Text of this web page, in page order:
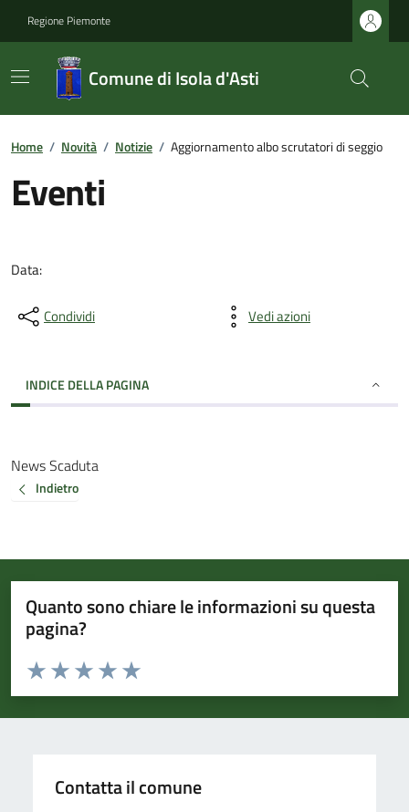
Regione Piemonte
Comune di Isola d'Asti
Home / Novità / Notizie / Aggiornamento albo scrutatori di seggio
Eventi
Data:
Condividi Vedi azioni
INDICE DELLA PAGINA
News Scaduta
Indietro
Quanto sono chiare le informazioni su questa
pagina?
Valuta da 1 a 5 stelle la pagina
Valuta 5 stelle su 5
Valuta 4 stelle su 5
Valuta 3 stelle su 5
Valuta 2 stelle su 5
Valuta 1 stelle su 5
Contatta il comune